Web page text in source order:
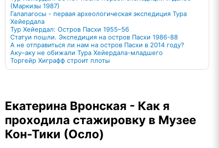
(Маркизы 1987)
Галапагосы - первая археологическая экспедиция Тура
Хейердала
Тур Хейердал: Остров Пасхи 1955–56
Статуи пошли. Экспедиция на остров Пасхи 1986-88
А не отправиться ли нам на остров Пасхи в 2014 году?
Аку–аку не обижали Тура Хейердала-младшего
Торгейр Хиграфф строит плоты
Екатерина Вронская - Как я
проходила стажировку в Музее
Кон-Тики (Осло)